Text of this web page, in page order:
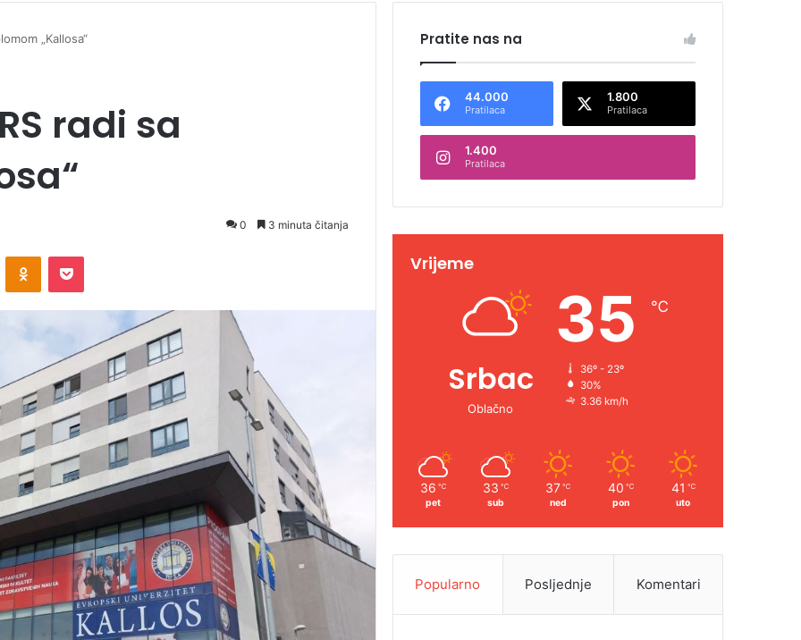
„Kallosa“
radi sa
0 3 minuta čitanja
Pratite nas na
44.000
Pratilaca
1.800
Pratilaca
1.400
Pratilaca
Vrijeme
Srbac
Oblačno
35 ℃
36º - 23º
30%
3.36 km/h
36 ℃
pet
33 ℃
sub
37 ℃
ned
40 ℃
pon
41 ℃
uto
Popularno Posljednje Komentari